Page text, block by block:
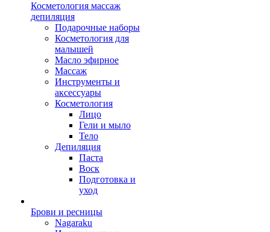
Косметология массаж
депиляция
Подарочные наборы
Косметология для
малышей
Масло эфирное
Массаж
Инструменты и
аксессуары
Косметология
Лицо
Гели и мыло
Тело
Депиляция
Паста
Воск
Подготовка и
уход
Брови и ресницы
Nagaraku